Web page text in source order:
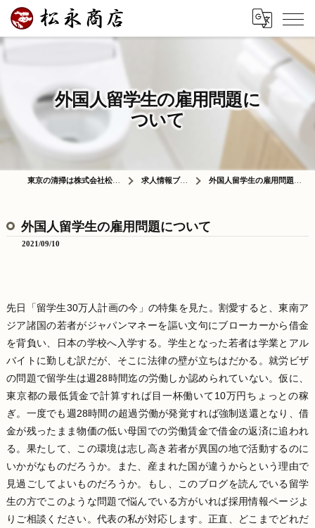
外国人留学生の雇用問題に
ついて
東京の清掃は株式会社松永商店 求人情報ブログ 外国人留学生の雇用問題について
外国人留学生の雇用問題について
2021/09/10
先日「留学生30万人計画の今」の特集を見た。割愛すると、東南ア
ジア諸国の若者がジャパンマネーを謳い文句にブローカーから借金
を背負い、日本の学校へ入学する。学生となった若者は学業とアル
バイトに勤しむ訳だが、そこに法律の壁が立ちはだかる。就労ビザ
の問題で留学生は週28時間迄の労働しか認められていない。仮に、
東京都の最低賃金で計算すれば目一杯働いて10万円ちょっとの稼
ぎ。一度でも週28時間の超過労働が発覚すれば強制送還となり、借
金が残ったまま物価の低い母国での労働賃金で借金の返済に追われ
る。果たして、この環境は志し高き若者が異国の地で活動するのに
いかがなものだろうか。また、産まれた国が違うからという理由で
見過ごしてよいものだろうか。もし、このブログを読んでいる留学
生の方でこのような問題で悩んでいる方がいれば採用情報ページよ
りご相談ください。代表の私が対応します。正直、どこまでどれだ